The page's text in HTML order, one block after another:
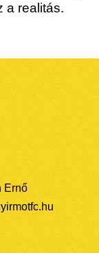
a realitás.
Ernő